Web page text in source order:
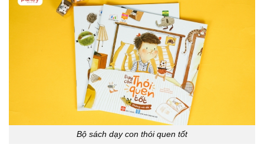
Bộ sách dạy con thói quen tốt